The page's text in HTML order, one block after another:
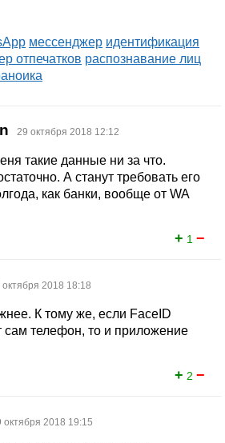
мессенджер идентификация
отпечатков распознавание лиц
29 октября 2018 12:12
такие данные ни за что.
А станут требовать его
как банки, вообще от WA
+ 1 −
октября 2018 18:18
К тому же, если FaceID
телефон, то и приложение
+ 2 −
октября 2018 19:15